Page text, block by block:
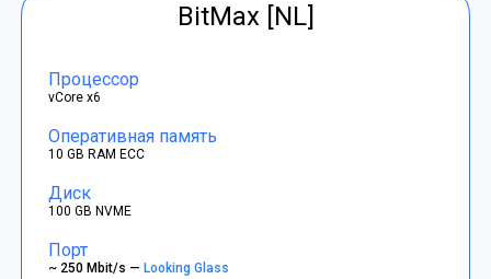
BitMax [NL]
Процессор
vCore x6
Оперативная память
10 GB RAM ECC
Диск
100 GB NVME
Порт
~ 250 Mbit/s —Looking Glass